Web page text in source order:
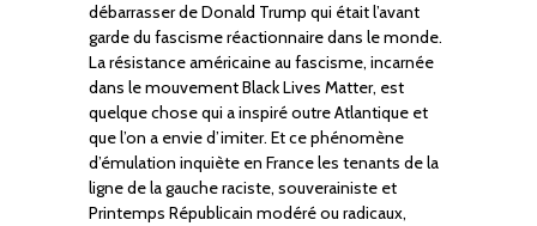
débarrasser de Donald Trump qui était l’avant
garde du fascisme réactionnaire dans le monde.
La résistance américaine au fascisme, incarnée
dans le mouvement Black Lives Matter, est
quelque chose qui a inspiré outre Atlantique et
que l’on a envie d’imiter. Et ce phénomène
d’émulation inquiète en France les tenants de la
ligne de la gauche raciste, souverainiste et
Printemps Républicain modéré ou radicaux,